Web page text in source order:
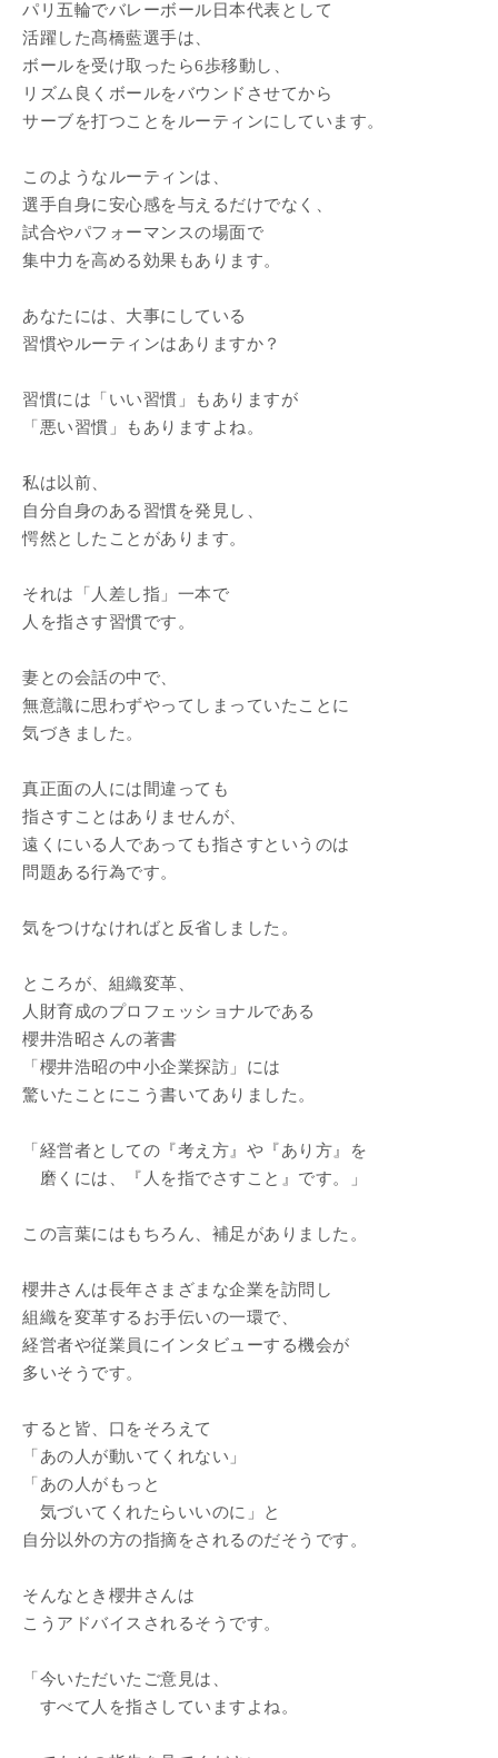
パリ五輪でバレーボール日本代表として
活躍した髙橋藍選手は、
ボールを受け取ったら6歩移動し、
リズム良くボールをバウンドさせてから
サーブを打つことをルーティンにしています。
このようなルーティンは、
選手自身に安心感を与えるだけでなく、
試合やパフォーマンスの場面で
集中力を高める効果もあります。
あなたには、大事にしている
習慣やルーティンはありますか？
習慣には「いい習慣」もありますが
「悪い習慣」もありますよね。
私は以前、
自分自身のある習慣を発見し、
愕然としたことがあります。
それは「人差し指」一本で
人を指さす習慣です。
妻との会話の中で、
無意識に思わずやってしまっていたことに
気づきました。
真正面の人には間違っても
指さすことはありませんが、
遠くにいる人であっても指さすというのは
問題ある行為です。
気をつけなければと反省しました。
ところが、組織変革、
人財育成のプロフェッショナルである
櫻井浩昭さんの著書
「櫻井浩昭の中小企業探訪」には
驚いたことにこう書いてありました。
「経営者としての『考え方』や『あり方』を
磨くには、『人を指でさすこと』です。」
この言葉にはもちろん、補足がありました。
櫻井さんは長年さまざまな企業を訪問し
組織を変革するお手伝いの一環で、
経営者や従業員にインタビューする機会が
多いそうです。
すると皆、口をそろえて
「あの人が動いてくれない」
「あの人がもっと
気づいてくれたらいいのに」と
自分以外の方の指摘をされるのだそうです。
そんなとき櫻井さんは
こうアドバイスされるそうです。
「今いただいたご意見は、
すべて人を指さしていますよね。